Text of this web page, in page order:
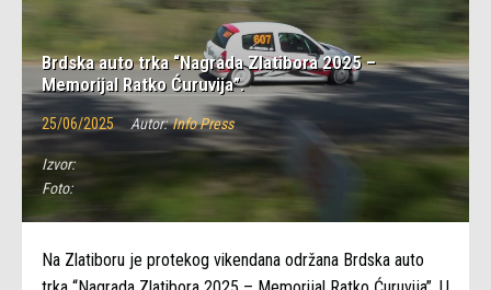
Brdska auto trka “Nagrada Zlatibora 2025 –
Memorijal Ratko Ćuruvija”.
25/06/2025 Autor: Info Press
Izvor:
Foto:
Na Zlatiboru je protekog vikendana održana Brdska auto